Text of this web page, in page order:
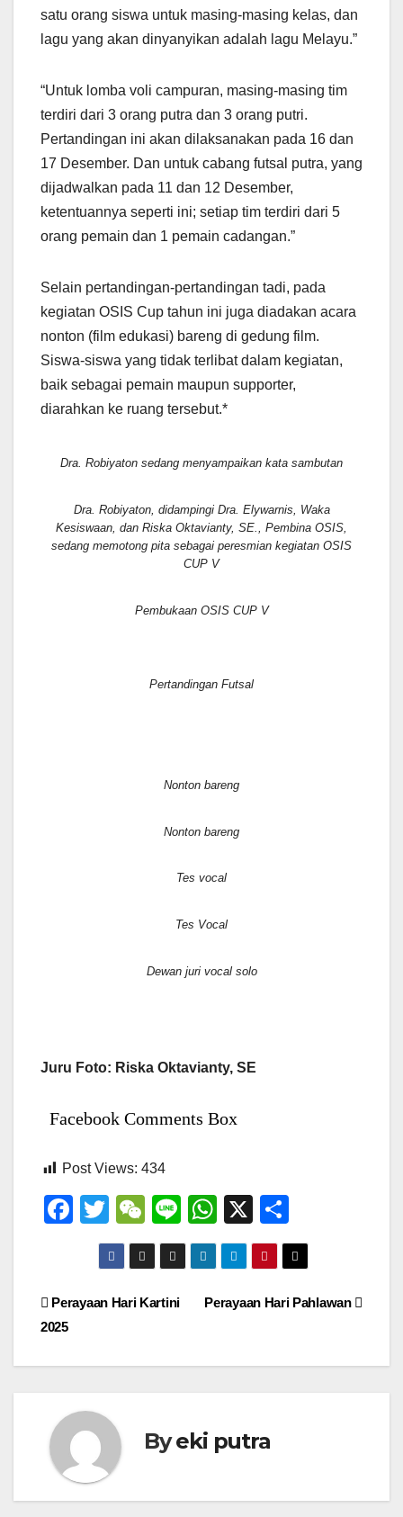
satu orang siswa untuk masing-masing kelas, dan
lagu yang akan dinyanyikan adalah lagu Melayu.”
“Untuk lomba voli campuran, masing-masing tim
terdiri dari 3 orang putra dan 3 orang putri.
Pertandingan ini akan dilaksanakan pada 16 dan
17 Desember. Dan untuk cabang futsal putra, yang
dijadwalkan pada 11 dan 12 Desember,
ketentuannya seperti ini; setiap tim terdiri dari 5
orang pemain dan 1 pemain cadangan.”
Selain pertandingan-pertandingan tadi, pada
kegiatan OSIS Cup tahun ini juga diadakan acara
nonton (film edukasi) bareng di gedung film.
Siswa-siswa yang tidak terlibat dalam kegiatan,
baik sebagai pemain maupun supporter,
diarahkan ke ruang tersebut.*
Dra. Robiyaton sedang menyampaikan kata sambutan
Dra. Robiyaton, didampingi Dra. Elywarnis, Waka
Kesiswaan, dan Riska Oktavianty, SE., Pembina OSIS,
sedang memotong pita sebagai peresmian kegiatan OSIS
CUP V
Pembukaan OSIS CUP V
Pertandingan Futsal
Nonton bareng
Nonton bareng
Tes vocal
Tes Vocal
Dewan juri vocal solo
Juru Foto: Riska Oktavianty, SE
Facebook Comments Box
Post Views: 434
F
e
k
T
wi
tt
er
W
e
C
h
Li
n
e
W
h
at
s
X
h
ar
e
Navigasi
Perayaan Hari Pahlawan
Perayaan Hari Kartini
2025
Byeki putra